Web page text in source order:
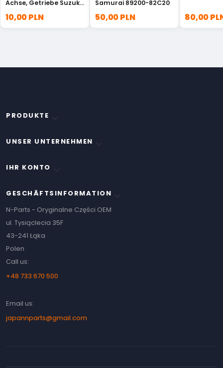
Achse, Getriebe Suzuki
10,00 PLN
Samurai 89200-82C20
50,00 PLN 80,00
PRODUKTE
UNSER UNTERNEHMEN
IHR KONTO
GESCHÄFTSINFORMATION
N-Parts - Oryginalne Części OEM
ul. Tysiąclecia 35F
43-241 Łąka
Polen
Call us:
+48 733 670 500
Email us:
japannparts@gmail.com